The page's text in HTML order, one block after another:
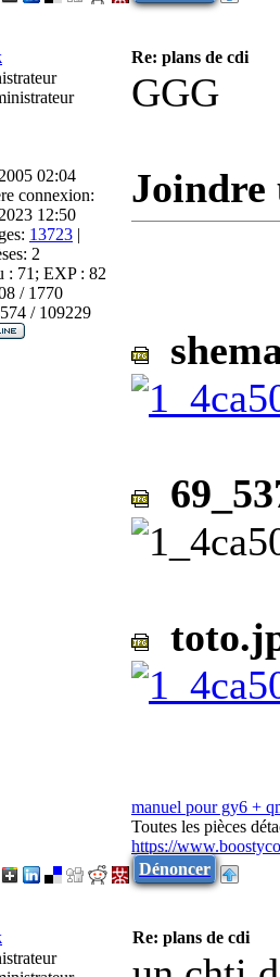
Re: plans de cdi
02:04
connexion:
12:50
13723 |
2
: 71; EXP : 82
/ 1770
/ 109229
GGG
manuel pour gy6 +
Toutes les pièces
https://
Dénoncer
Re: plans de cdi